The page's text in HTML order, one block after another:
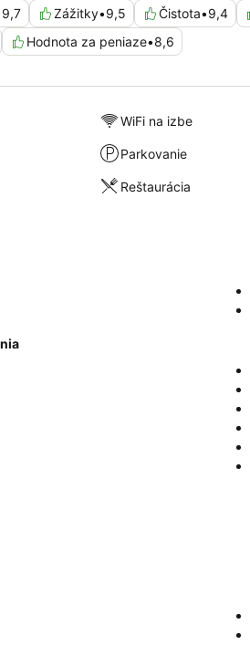
9,7 Zážitky•9,5 Čistota•9,4
Hodnota za peniaze•8,6
WiFi na izbe
Parkovanie
Reštaurácia